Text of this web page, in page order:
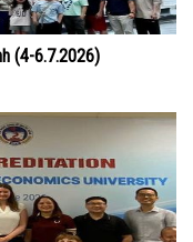
(4-6.7.2026)